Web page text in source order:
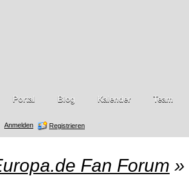
Anmelden Registrieren
Portal Blog Kalender Team
Fan Forum »